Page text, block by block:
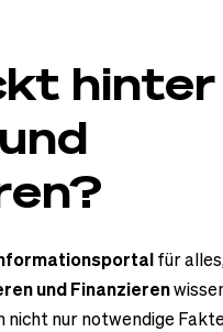
hinter
für
und Finanzieren
nicht nur notwendige